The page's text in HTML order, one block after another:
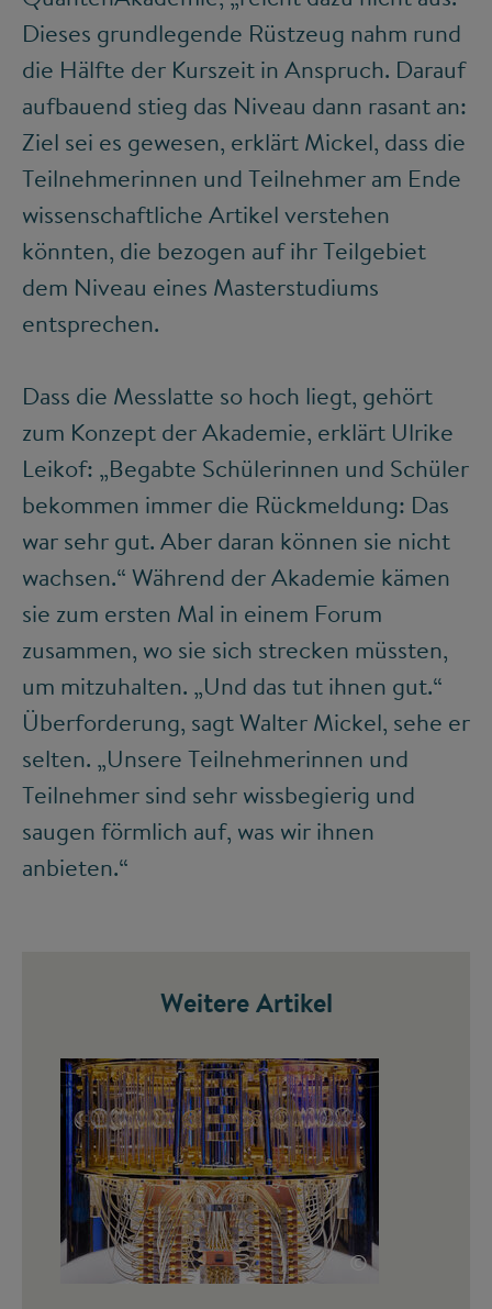
Dieses grundlegende Rüstzeug nahm rund
die Hälfte der Kurszeit in Anspruch. Darauf
aufbauend stieg das Niveau dann rasant an:
Ziel sei es gewesen, erklärt Mickel, dass die
Teilnehmerinnen und Teilnehmer am Ende
wissenschaftliche Artikel verstehen
könnten, die bezogen auf ihr Teilgebiet
dem Niveau eines Masterstudiums
entsprechen.
Dass die Messlatte so hoch liegt, gehört
zum Konzept der Akademie, erklärt Ulrike
Leikof: „Begabte Schülerinnen und Schüler
bekommen immer die Rückmeldung: Das
war sehr gut. Aber daran können sie nicht
wachsen.“ Während der Akademie kämen
sie zum ersten Mal in einem Forum
zusammen, wo sie sich strecken müssten,
um mitzuhalten. „Und das tut ihnen gut.“
Überforderung, sagt Walter Mickel, sehe er
selten. „Unsere Teilnehmerinnen und
Teilnehmer sind sehr wissbegierig und
saugen förmlich auf, was wir ihnen
anbieten.“
Weitere Artikel
©